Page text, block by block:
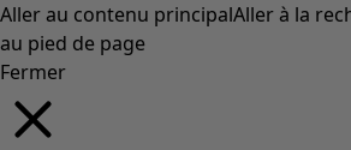
Aller au contenu principalAller à la
au pied de page
Fermer